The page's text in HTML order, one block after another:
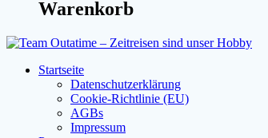
Warenkorb
Startseite
Datenschutzerklärung
Cookie-Richtlinie (EU)
AGBs
Impressum